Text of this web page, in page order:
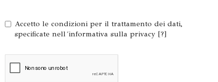
Accetto le condizioni per il trattamento dei dati,
specificate nell´informativa sulla privacy [?]